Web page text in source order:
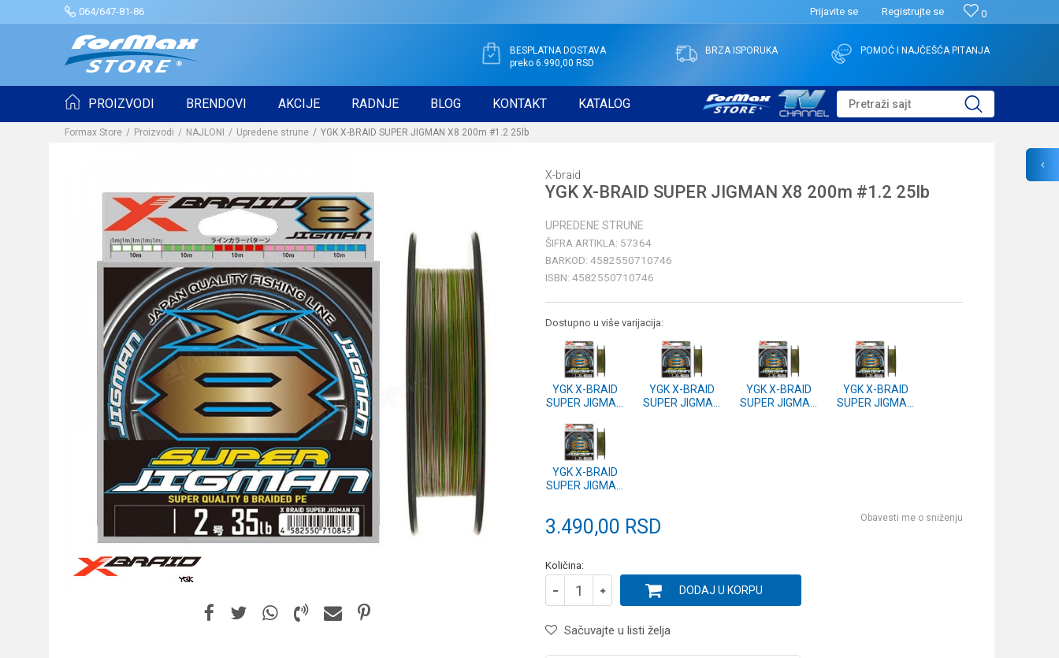
064/647-81-86 0
Prijavite se Registrujte se
BESPLATNA DOSTAVA
preko 6.990,00 RSD
BRZA ISPORUKA POMOĆ I NAJČEŠĆA PITANJA
PROIZVODI BRENDOVI AKCIJE RADNJE BLOG KONTAKT KATALOG Pretraži sajt
Formax Store Proizvodi NAJLONI Upredene strune YGK X-BRAID SUPER JIGMAN X8 200m #1.2 25lb
X-braid
YGK X-BRAID SUPER JIGMAN X8 200m #1.2 25lb
UPREDENE STRUNE
ŠIFRA ARTIKLA: 57364
BARKOD: 4582550710746
ISBN: 4582550710746
Dostupno u više varijacija:
YGK X-BRAID
SUPER JIGMAN
25lb
YGK X-BRAID
SUPER JIGMAN
YGK X-BRAID
SUPER JIGMAN
YGK X-BRAID
SUPER JIGMAN
YGK X-BRAID
SUPER JIGMAN
3.490,00 RSD Obavesti me o sniženju
Količina:
DODAJ U KORPU
Sačuvajte u listi želja